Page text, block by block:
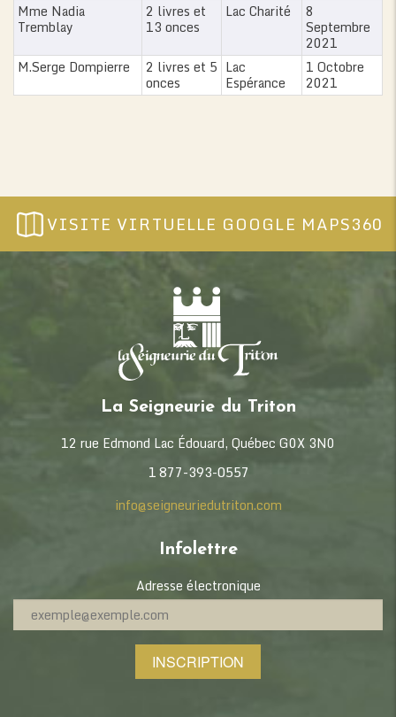
Mme Nadia
Tremblay
2 livres et
13 onces
Lac Charité 8
Septembre
2021
M.Serge Dompierre
2 livres et 5
onces
Lac
Espérance
1 Octobre
2021
VISITE VIRTUELLE GOOGLE MAPS360
La Seigneurie du Triton
12 rue Edmond Lac Édouard, Québec G0X 3N0
1 877-393-0557
info@seigneuriedutriton.com
Infolettre
Adresse électronique
INSCRIPTION